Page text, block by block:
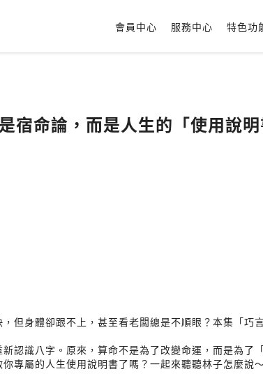
會員中心 服務中心 特色功
宿命論，而是人生的「使用說
但身體卻跟不上，甚至看老闆總是不順眼？本集「巧
認識八字。原來，算命不是為了改變命運，而是為了
專屬的人生使用說明書了嗎？一起來聽聽林子怎麼說